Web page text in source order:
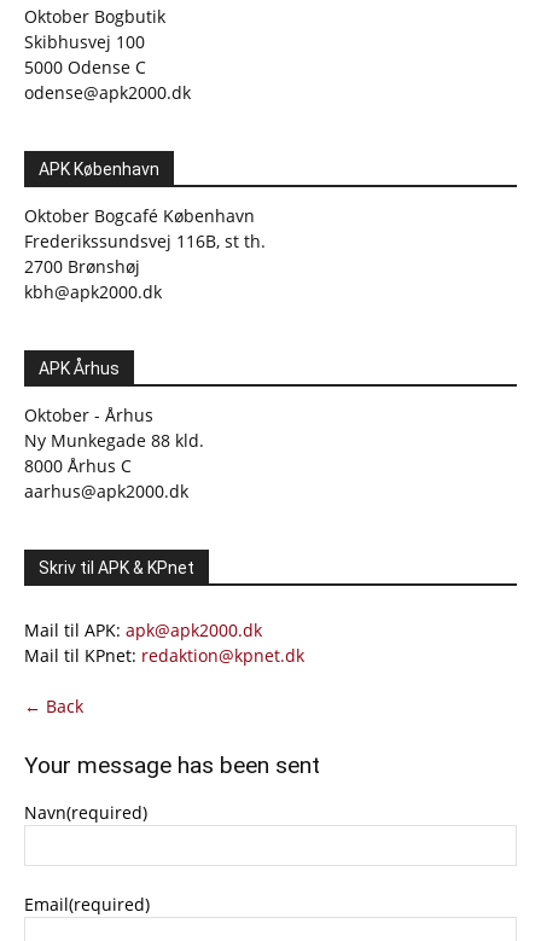
Oktober Bogbutik
Skibhusvej 100
5000 Odense C
odense@apk2000.dk
APK København
Oktober Bogcafé København
Frederikssundsvej 116B, st th.
2700 Brønshøj
kbh@apk2000.dk
APK Århus
Oktober - Århus
Ny Munkegade 88 kld.
8000 Århus C
aarhus@apk2000.dk
Skriv til APK & KPnet
Mail til APK: apk@apk2000.dk
Mail til KPnet: redaktion@kpnet.dk
← Back
Your message has been sent
Navn(required)
Email(required)